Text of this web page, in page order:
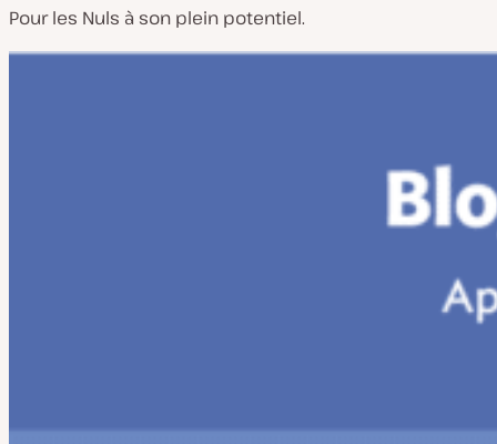
Pour les Nuls à son plein potentiel.